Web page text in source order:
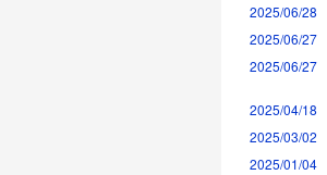
2025/06/28
2025/06/27
2025/06/27
2025/04/18
2025/03/02
2025/01/04